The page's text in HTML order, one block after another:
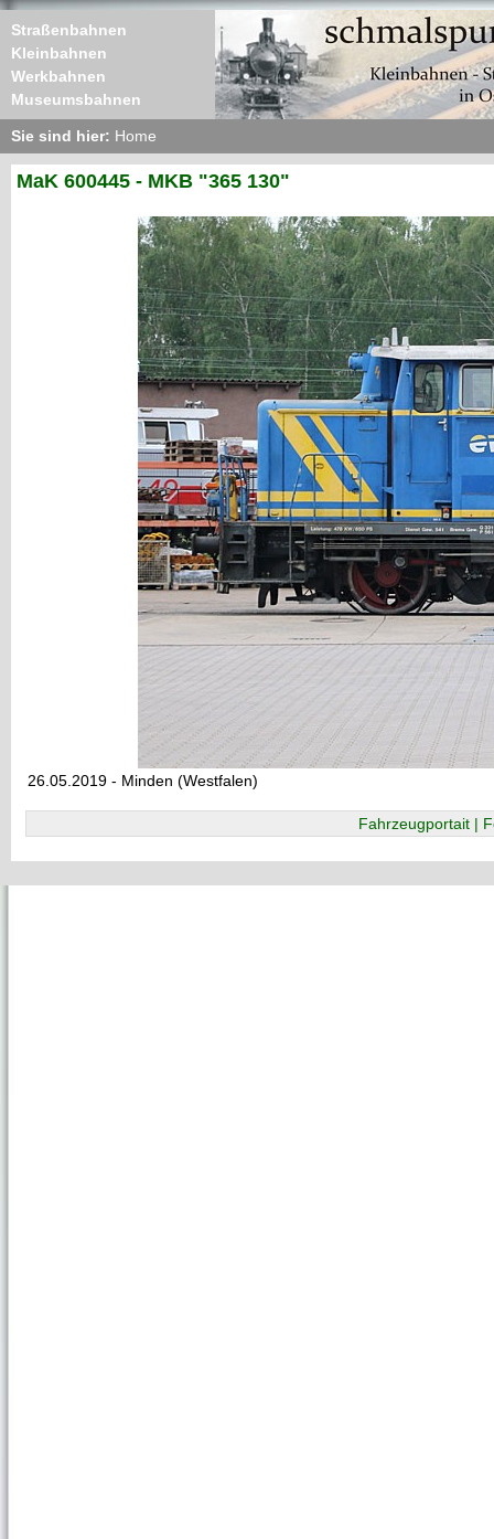
Straßenbahnen
Kleinbahnen
Werkbahnen
Museumsbahnen
Sie sind hier: Home
MaK 600445 - MKB "365 130"
26.05.2019 - Minden (Westfalen)
Fahrzeugportait |